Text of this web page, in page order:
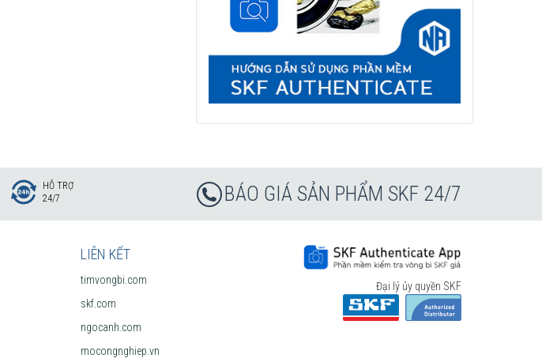
HỖ TRỢ
24/7
BÁO GIÁ SẢN PHẨM SKF 24/7
LIÊN KẾT
timvongbi.com
skf.com
ngocanh.com
mocongnghiep.vn
Đại lý ủy quyền SKF